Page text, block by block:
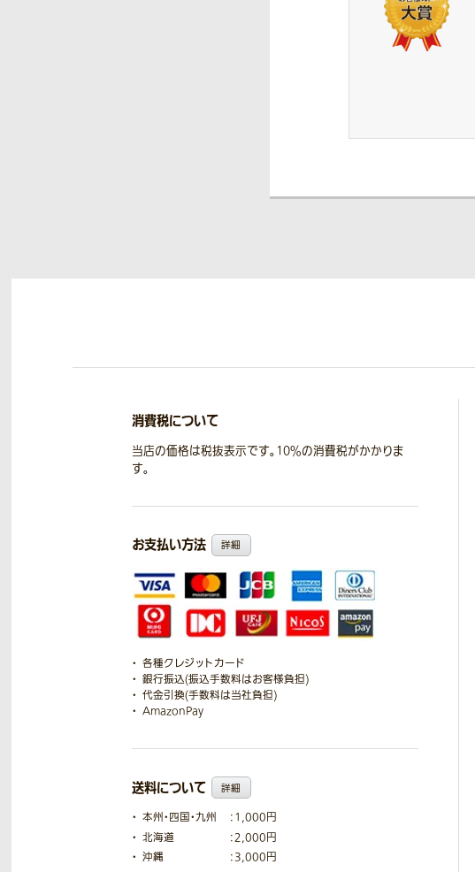
消費税について
当店の価格は税抜表示です。10％の消費税がかかりま
す。
お支払い方法 詳細
各種クレジットカード
銀行振込(振込手数料はお客様負担)
代金引換(手数料は当社負担)
AmazonPay
送料について 詳細
本州・四国・九州
：1,000円
北海道
：2,000円
沖縄
：3,000円